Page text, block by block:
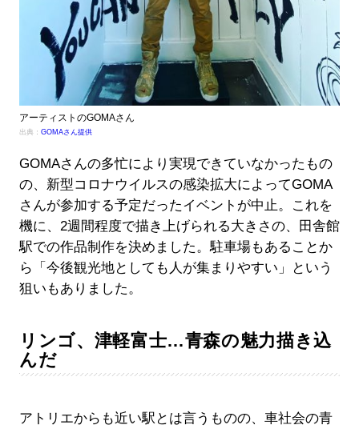
アーティストのGOMAさん
出典： GOMAさん提供
GOMAさんの多忙により実現できていなかったもの
の、新型コロナウイルスの感染拡大によってGOMA
さんが参加する予定だったイベントが中止。これを
機に、2週間程度で描き上げられる大きさの、田舎館
駅での作品制作を決めました。駐車場もあることか
ら「今後観光地としても人が集まりやすい」という
狙いもありました。
リンゴ、津軽富士…青森の魅力描き込
んだ
アトリエからも近い駅とは言うものの、車社会の青